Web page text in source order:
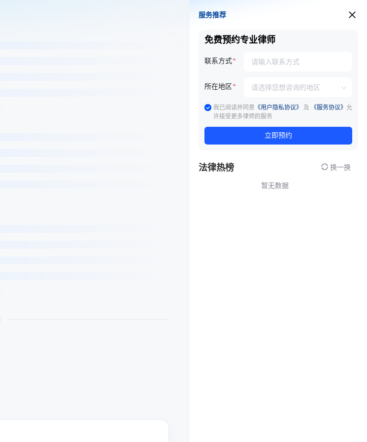
服务推荐
服务推荐
免费预约专业律师
联系方式
所在地区
我已阅读并同意 《用户隐私协议》 及 《服务协议》 允
许接受更多律师的服务
立即预约
法律热榜 换一换
暂无数据